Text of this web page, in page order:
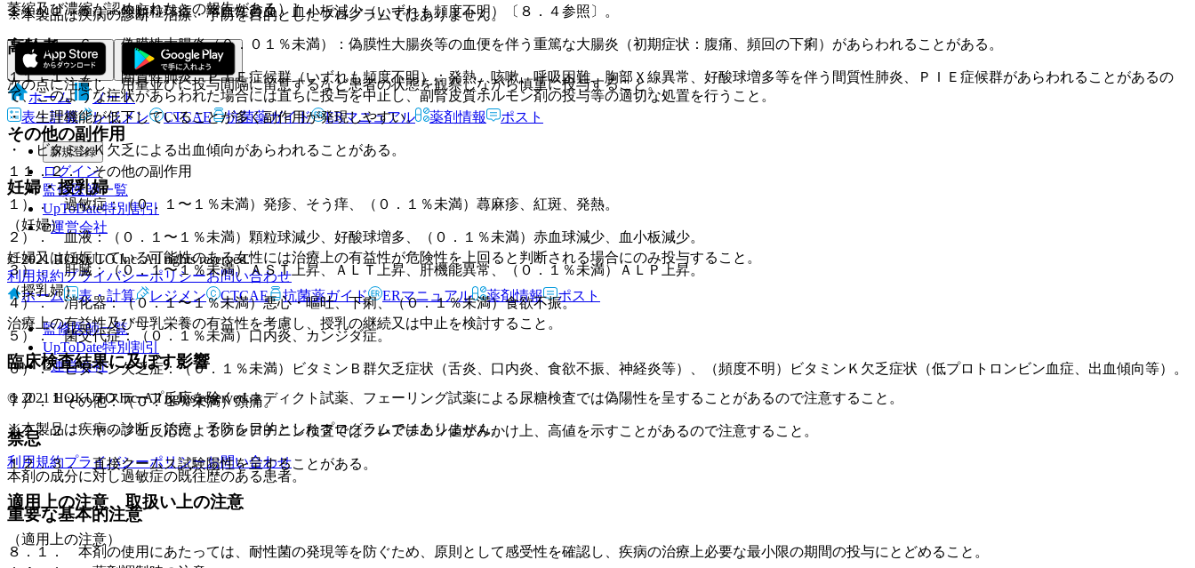
萎縮及び濃縮が認められたとの報告がある）］。
高齢者
次の点に注意し、用量並びに投与間隔に留意するなど患者の状態を観察しながら慎重に投与すること。
・ 生理機能が低下していることが多く副作用が発現しやすい。
・ ビタミンＫ欠乏による出血傾向があらわれることがある。
妊婦・授乳婦
（妊婦）
妊婦又は妊娠している可能性のある女性には治療上の有益性が危険性を上回ると判断される場合にのみ投与すること。
（授乳婦）
治療上の有益性及び母乳栄養の有益性を考慮し、授乳の継続又は中止を検討すること。
臨床検査結果に及ぼす影響
１２．１． テステープ反応を除くベネディクト試薬、フェーリング試薬による尿糖検査では偽陽性を呈することがあるので注意すること。
１２．２． ヤッフェ反応によるクレアチニン検査ではクレアチニン値がみかけ上、高値を示すことがあるので注意すること。
１２．３． 直接クームス試験陽性を呈することがある。
適用上の注意、取扱い上の注意
（適用上の注意）
１１．１．５． 無顆粒球症、溶血性貧血、血小板減少（いずれも頻度不明）〔８．４参照〕。
１１．１．６． 偽膜性大腸炎（０．０１％未満）：偽膜性大腸炎等の血便を伴う重篤な大腸炎（初期症状：腹痛、頻回の下痢）があらわれることがある。
１１．１．７． 間質性肺炎、ＰＩＥ症候群（いずれも頻度不明）：発熱、咳嗽、呼吸困難、胸部Ｘ線異常、好酸球増多等を伴う間質性肺炎、ＰＩＥ症候群があらわれることがあるの
で、このような症状があらわれた場合には直ちに投与を中止し、副腎皮質ホルモン剤の投与等の適切な処置を行うこと。
その他の副作用
１１．２． その他の副作用
１）． 過敏症：（０．１〜１％未満）発疹、そう痒、（０．１％未満）蕁麻疹、紅斑、発熱。
２）． 血液：（０．１〜１％未満）顆粒球減少、好酸球増多、（０．１％未満）赤血球減少、血小板減少。
３）． 肝臓：（０．１〜１％未満）ＡＳＴ上昇、ＡＬＴ上昇、肝機能異常、（０．１％未満）ＡＬＰ上昇。
４）． 消化器：（０．１〜１％未満）悪心・嘔吐、下痢、（０．１％未満）食欲不振。
５）． 菌交代症：（０．１％未満）口内炎、カンジダ症。
６）． ビタミン欠乏症：（０．１％未満）ビタミンＢ群欠乏症状（舌炎、口内炎、食欲不振、神経炎等）、（頻度不明）ビタミンＫ欠乏症状（低プロトロンビン血症、出血傾向等）。
７）． その他：（０．１％未満）頭痛。
禁忌
本剤の成分に対し過敏症の既往歴のある患者。
重要な基本的注意
８．１． 本剤の使用にあたっては、耐性菌の発現等を防ぐため、原則として感受性を確認し、疾病の治療上必要な最小限の期間の投与にとどめること。
※本製品は疾病の診断・治療・予防を目的としたプログラムではありません。
ホーム
ノート
表・計算
レジメン CTCAE 抗菌薬ガイド ERマニュアル 薬剤情報 ポスト
新規登録
ログイン
監修医師一覧
UpToDate特別割引
運営会社
© 2021 HOKUTO Inc. All rights reserved.
利用規約プライバシーポリシーお問い合わせ
ホーム
表・計算 レジメン CTCAE 抗菌薬ガイド ERマニュアル 薬剤情報 ポスト
監修医師一覧
UpToDate特別割引
運営会社
© 2021 HOKUTO Inc. All rights reserved.
※本製品は疾病の診断・治療・予防を目的としたプログラムではありません。
利用規約プライバシーポリシーお問い合わせ